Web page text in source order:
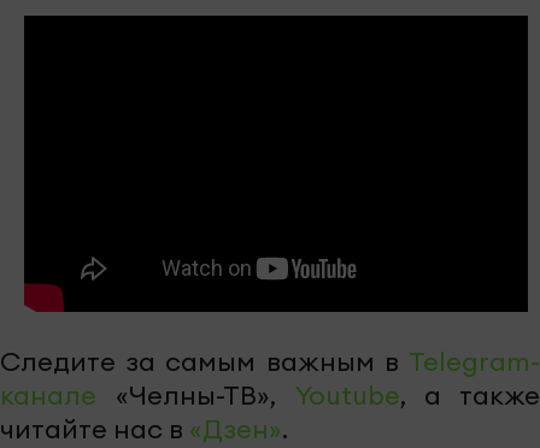
Следите за самым важным в Telegram-
канале «Челны-ТВ», Youtube, а также
читайте нас в «Дзен».